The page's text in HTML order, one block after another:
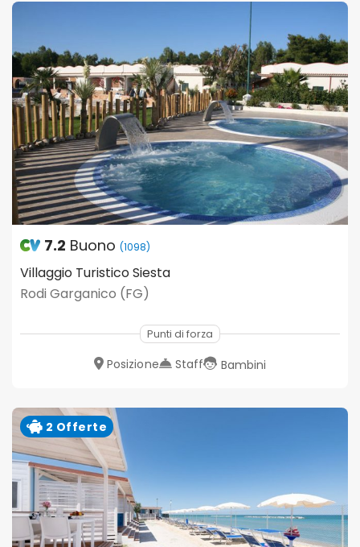
7.2 Buono (1098)
Villaggio Turistico Siesta
Rodi Garganico (FG)
Punti di forza
Posizione Staff Bambini
2 Offerte